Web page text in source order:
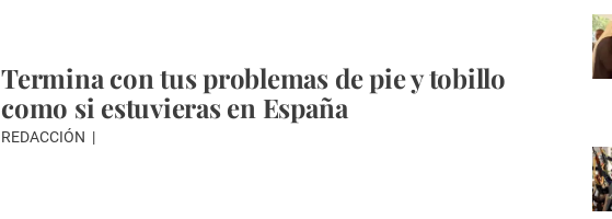
Termina con tus problemas de pie y tobillo
como si estuvieras en España
REDACCIÓN